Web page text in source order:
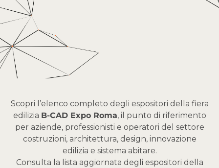
Scopri l’elenco completo degli espositori della fiera
edilizia B-CAD Expo Roma, il punto di riferimento
per aziende, professionisti e operatori del settore
costruzioni, architettura, design, innovazione
edilizia e sistema abitare.
Consulta la lista aggiornata degli espositori della